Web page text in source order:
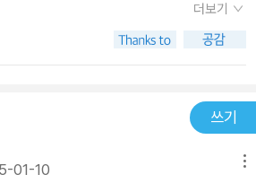
하고 싶다. 지나치게 두꺼우며 방대한 과
익명적 지식들의 실타래를 복잡하게 얽
는 텍스트’가 될 수 있도록 계속 수정과
2006년 ꡔ여공 1970, 그녀들의 反역
적 변화를 위해 기여하셨던 고 김진균 선
균상 학술부문을 수상하게 되었다. 부
더보기
쓰기
01-10